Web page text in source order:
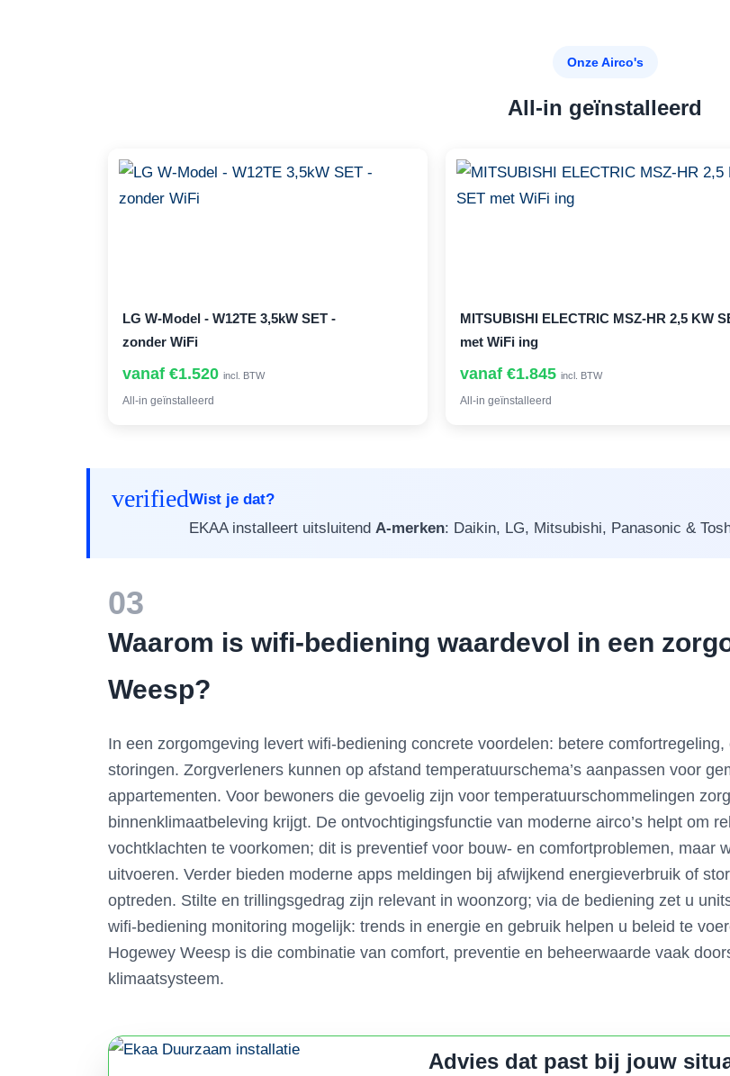
Onze Airco's
All-in geïnstalleerd
LG W-Model - W12TE 3,5kW SET -
zonder WiFi
vanaf €1.520 incl. BTW
All-in geïnstalleerd
MITSUBISHI ELECTRIC MSZ-HR 2,5 KW
met WiFi ing
vanaf €1.845 incl. BTW
All-in geïnstalleerd
verifiedWist je dat?
EKAA installeert uitsluitend A-merken: Daikin, LG, Mitsubishi, Panasonic &
03
Waarom is wifi-bediening waardevol in een
Weesp?
In een zorgomgeving levert wifi-bediening concrete voordelen: betere
storingen. Zorgverleners kunnen op afstand temperatuurschema’s aanpassen voor
appartementen. Voor bewoners die gevoelig zijn voor temperatuurschommelingen
binnenklimaatbeleving krijgt. De ontvochtigingsfunctie van moderne airco’s helpt om
vochtklachten te voorkomen; dit is preventief voor bouw- en comfortproblemen, maar
uitvoeren. Verder bieden moderne apps meldingen bij afwijkend energieverbruik of
optreden. Stilte en trillingsgedrag zijn relevant in woonzorg; via de bediening zet u
wifi-bediening monitoring mogelijk: trends in energie en gebruik helpen u beleid te
Hogewey Weesp is die combinatie van comfort, preventie en beheerwaarde vaak
klimaatsysteem.
Advies dat past bij jouw